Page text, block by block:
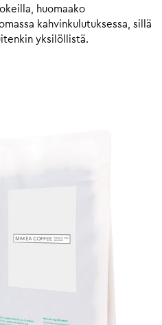
huomaako
kahvinkulutuksessa, sillä
yksilöllistä.